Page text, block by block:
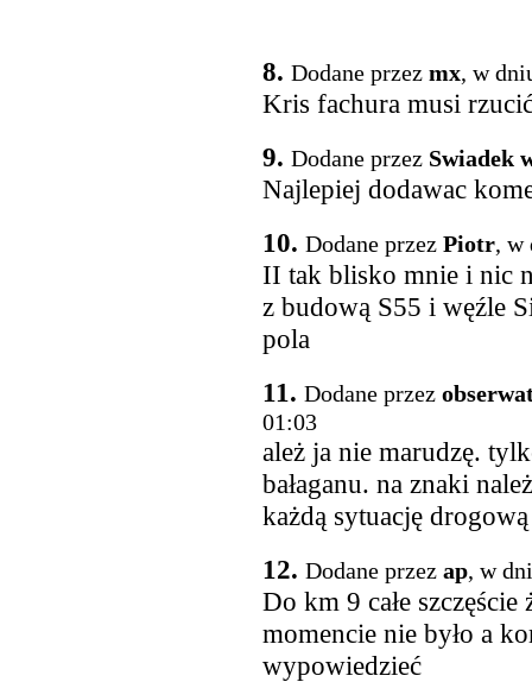
8. Dodane przez mx, w
Kris fachura musi
9. Dodane przez Swiadek
Najlepiej dodawac
10. Dodane przez Piotr, w
II tak blisko mnie i nic
z budową S55 i węźle
pola
11. Dodane przez
01:03
ależ ja nie marudzę.
bałaganu. na znaki
każdą sytuację
12. Dodane przez ap, w
Do km 9 całe
momencie nie było a
wypowiedzieć